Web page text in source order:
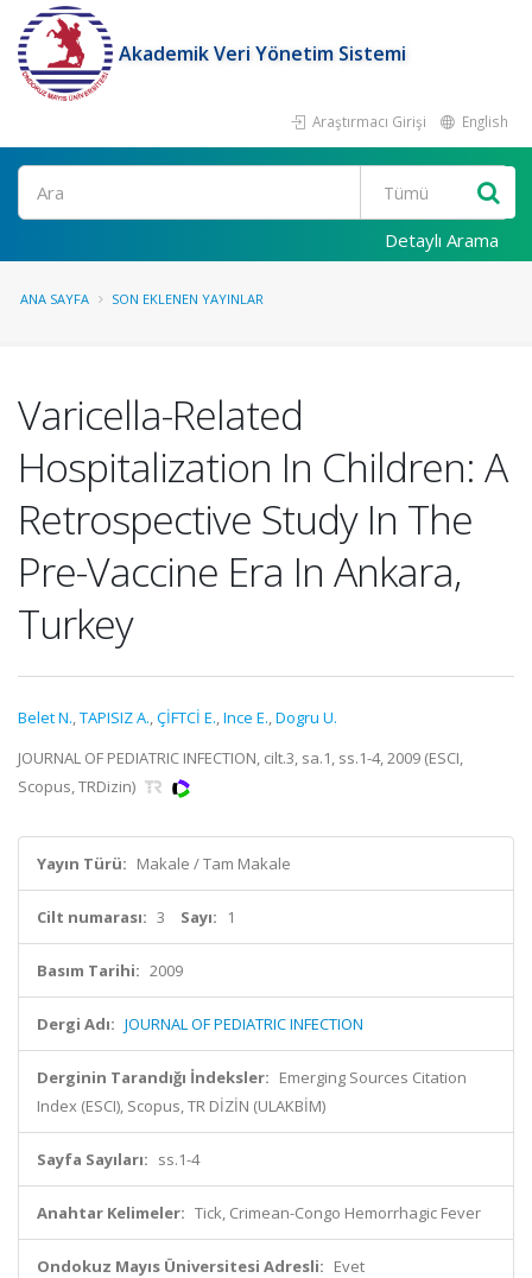
Akademik Veri Yönetim Sistemi
Araştırmacı Girişi English
Ara
Detaylı Arama
ANA SAYFA SON EKLENEN YAYINLAR
Varicella-Related
Hospitalization In Children: A
Retrospective Study In The
Pre-Vaccine Era In Ankara,
Turkey
Belet N.,TAPISIZ A.,ÇİFTCİ E.,Ince E.,Dogru U.
JOURNAL OF PEDIATRIC INFECTION, cilt.3, sa.1, ss.1-4, 2009 (ESCI,
Scopus, TRDizin)
Yayın Türü: Makale / Tam Makale
Cilt numarası: 3 Sayı: 1
Basım Tarihi: 2009
Dergi Adı: JOURNAL OF PEDIATRIC INFECTION
Derginin Tarandığı İndeksler: Emerging Sources Citation
Index (ESCI), Scopus, TR DİZİN (ULAKBİM)
Sayfa Sayıları: ss.1-4
Anahtar Kelimeler: Tick, Crimean-Congo Hemorrhagic Fever
Ondokuz Mayıs Üniversitesi Adresli: Evet